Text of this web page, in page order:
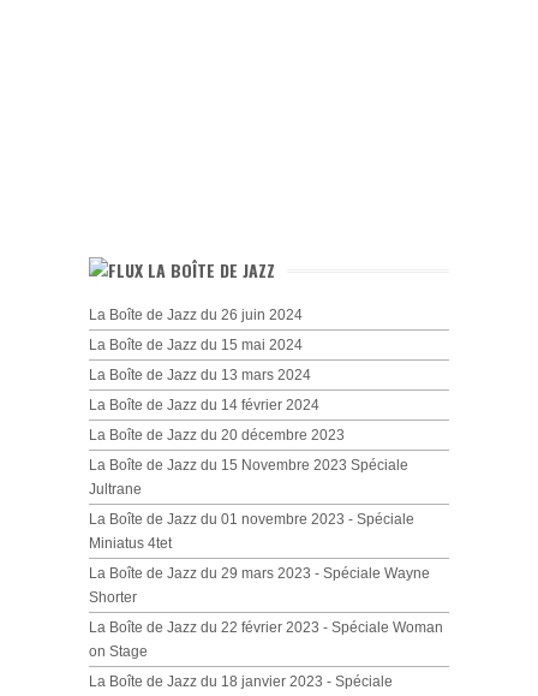
LA BOÎTE DE JAZZ
La Boîte de Jazz du 26 juin 2024
La Boîte de Jazz du 15 mai 2024
La Boîte de Jazz du 13 mars 2024
La Boîte de Jazz du 14 février 2024
La Boîte de Jazz du 20 décembre 2023
La Boîte de Jazz du 15 Novembre 2023 Spéciale
Jultrane
La Boîte de Jazz du 01 novembre 2023 - Spéciale
Miniatus 4tet
La Boîte de Jazz du 29 mars 2023 - Spéciale Wayne
Shorter
La Boîte de Jazz du 22 février 2023 - Spéciale Woman
on Stage
La Boîte de Jazz du 18 janvier 2023 - Spéciale